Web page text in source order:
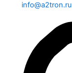
info@a2tron.ru